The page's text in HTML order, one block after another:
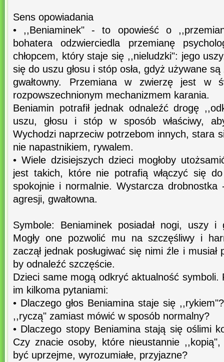
Sens opowiadania
• ,,Beniaminek" - to opowieść o
bohatera odzwierciedla przemianę
chłopcem, który staje się ,,nieludzki": jego
się do uszu głosu i stóp osła, gdyż używane
gwałtowny. Przemiana w zwierzę jest w
rozpowszechnionym mechanizmem karania.
Beniamin potrafił jednak odnaleźć drogę
uszu, głosu i stóp w sposób właściwy,
Wychodzi naprzeciw potrzebom innych, stara
nie napastnikiem, rywalem.
• Wiele dzisiejszych dzieci mogłoby
jest takich, które nie potrafią włączyć się do
spokojnie i normalnie. Wystarcza drobnostka
agresji, gwałtowna.
Symbole: Beniaminek posiadał nogi, uszy i
Mogły one pozwolić mu na szczęśliwy i
zaczął jednak posługiwać się nimi źle i
by odnaleźć szczęście.
Dzieci same mogą odkryć aktualność symboli.
im kilkoma pytaniami:
• Dlaczego głos Beniamina staje się
,,ryczą" zamiast mówić w sposób normalny?
• Dlaczego stopy Beniamina stają się oślimi
Czy znacie osoby, które nieustannie
być uprzejme, wyrozumiałe, przyjazne?